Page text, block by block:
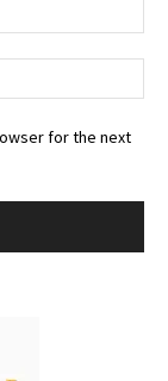
for the next